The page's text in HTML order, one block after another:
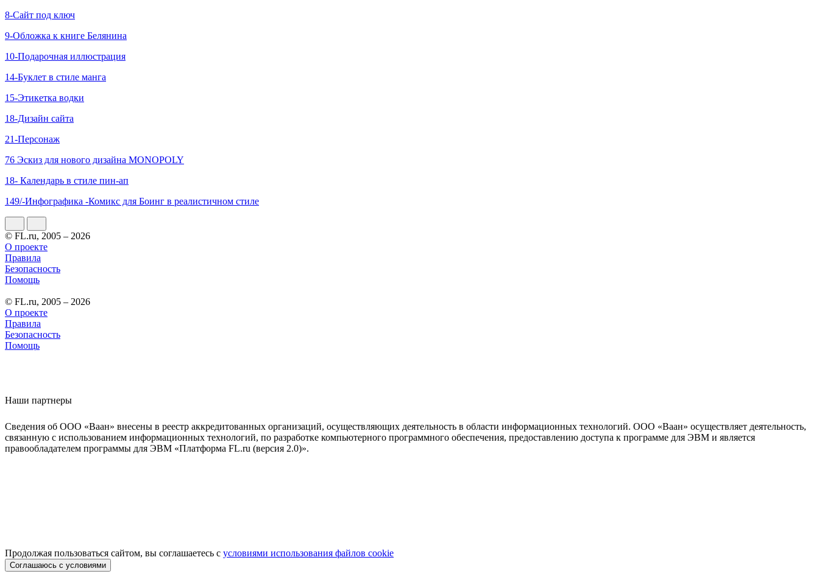
8-Сайт под ключ
9-Обложка к книге Белянина
10-Подарочная иллюстрация
14-Буклет в стиле манга
15-Этикетка водки
18-Дизайн сайта
21-Персонаж
76 Эскиз для нового дизайна MONOPOLY
18- Календарь в стиле пин-ап
149/-Инфографика -Комикс для Боинг в реалистичном стиле
© FL.ru, 2005 – 2026
О проекте
Правила
Безопасность
Помощь
© FL.ru, 2005 – 2026
О проекте
Правила
Безопасность
Помощь
Наши партнеры
Сведения об ООО «Ваан» внесены в реестр аккредитованных организаций, осуществляющих деятельность в области информационных технологий. ООО «Ваан» осуществляет деятельность,
связанную с использованием информационных технологий, по разработке компьютерного программного обеспечения, предоставлению доступа к программе для ЭВМ и является
правообладателем программы для ЭВМ «Платформа FL.ru (версия 2.0)».
Продолжая пользоваться сайтом, вы соглашаетесь с условиями использования файлов cookie
Соглашаюсь с условиями